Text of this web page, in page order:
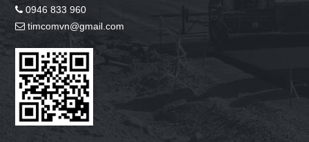
0946 833 960
timcomvn@gmail.com